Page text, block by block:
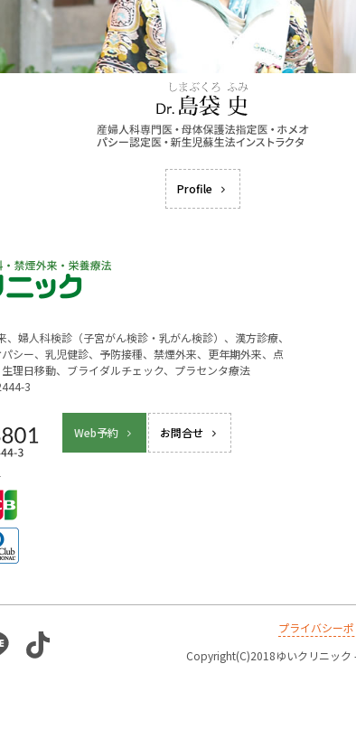
Profile
婦人科検診（子宮がん検診・乳がん検診）、漢方診療、
シー、乳児健診、予防接種、禁煙外来、更年期外来、点
理日移動、ブライダルチェック、プラセンタ療法
3
Web予約 お問合せ
TikTok プライバシー
Copyright(C)2018ゆいクリニック